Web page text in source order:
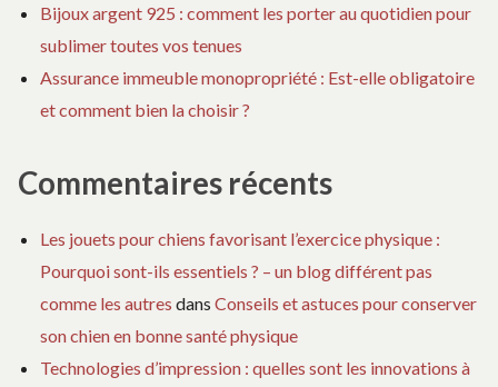
Bijoux argent 925 : comment les porter au quotidien pour
sublimer toutes vos tenues
Assurance immeuble monopropriété : Est-elle obligatoire
et comment bien la choisir ?
Commentaires récents
Les jouets pour chiens favorisant l’exercice physique :
Pourquoi sont-ils essentiels ? – un blog différent pas
comme les autres dans Conseils et astuces pour conserver
son chien en bonne santé physique
Technologies d’impression : quelles sont les innovations à